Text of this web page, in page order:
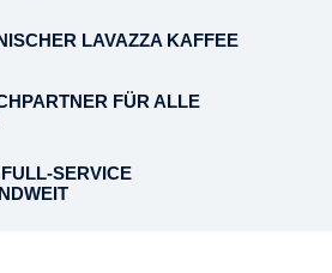
LAVAZZA KAFFEE
FÜR ALLE
SERVICE